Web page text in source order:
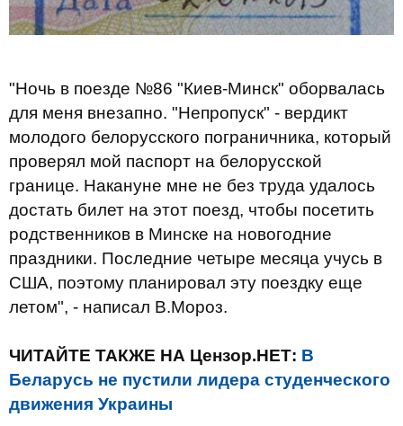
"Ночь в поезде №86 "Киев-Минск" оборвалась
для меня внезапно. "Непропуск" - вердикт
молодого белорусского пограничника, который
проверял мой паспорт на белорусской
границе. Накануне мне не без труда удалось
достать билет на этот поезд, чтобы посетить
родственников в Минске на новогодние
праздники. Последние четыре месяца учусь в
США, поэтому планировал эту поездку еще
летом", - написал В.Мороз.
ЧИТАЙТЕ ТАКЖЕ НА Цензор.НЕТ: В
Беларусь не пустили лидера студенческого
движения Украины